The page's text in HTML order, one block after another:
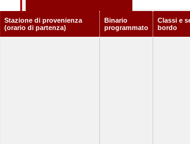
Stazione di provenienza
(orario di partenza)
Binario
programmato
Classi e
bordo